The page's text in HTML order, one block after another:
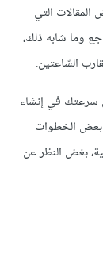
المقالات التي
وما شابه ذلك،
السّاعتين.
سرعتك في إنشاء
بعض الخطوات
بغض النظر عن